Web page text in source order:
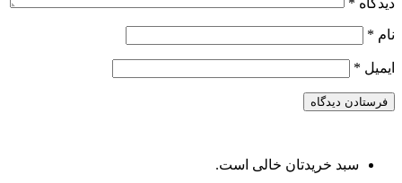
نام *
ایمیل *
سبد خریدتان خالی است.